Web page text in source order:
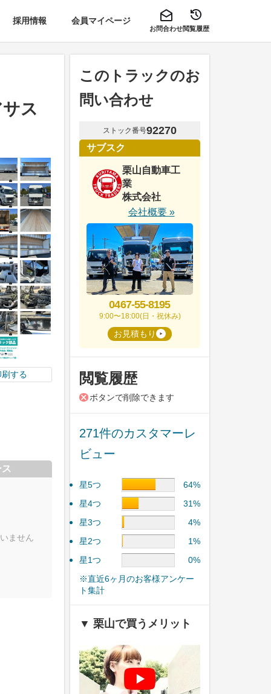
採用情報 会員マイページ
お問合わせ閲覧履歴
ス
刷する
ません
このトラックのお
問い合わせ
ストック番号92270
サブスク
栗山自動車工
業
株式会社
会社概要 »
0467-55-8195
9:00〜18:00(日・祝休み)
お見積もり
閲覧履歴
ボタンで削除できます
271件のカスタマーレ
ビュー
星5つ
64%
星4つ
31%
星3つ
4%
星2つ
1%
星1つ
0%
※直近6ヶ月のお客様アンケー
ト集計
▼ 栗山で買うメリット